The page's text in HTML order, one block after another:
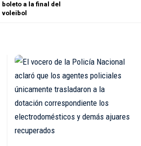
boleto a la final del
voleibol